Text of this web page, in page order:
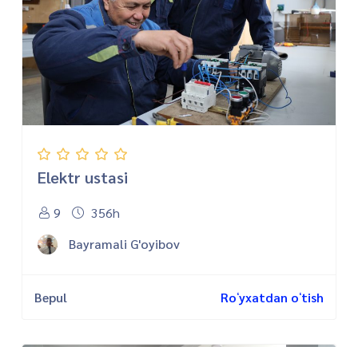
Elektr ustasi
9
356h
Bayramali G'oyibov
Bepul Roʻyxatdan oʻtish